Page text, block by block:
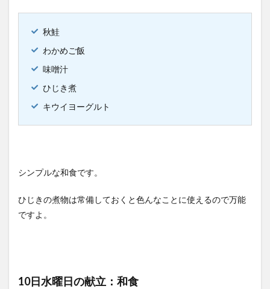
秋鮭
わかめご飯
味噌汁
ひじき煮
キウイヨーグルト
シンプルな和食です。
ひじきの煮物は常備しておくと色んなことに使えるので万能
ですよ。
10日水曜日の献立：和食